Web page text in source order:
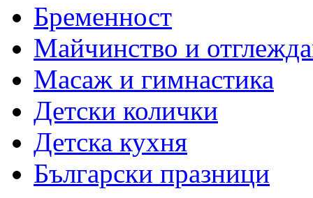
Бременност
Майчинство и
Масаж и гимнастика
Детски колички
Детска кухня
Български празници